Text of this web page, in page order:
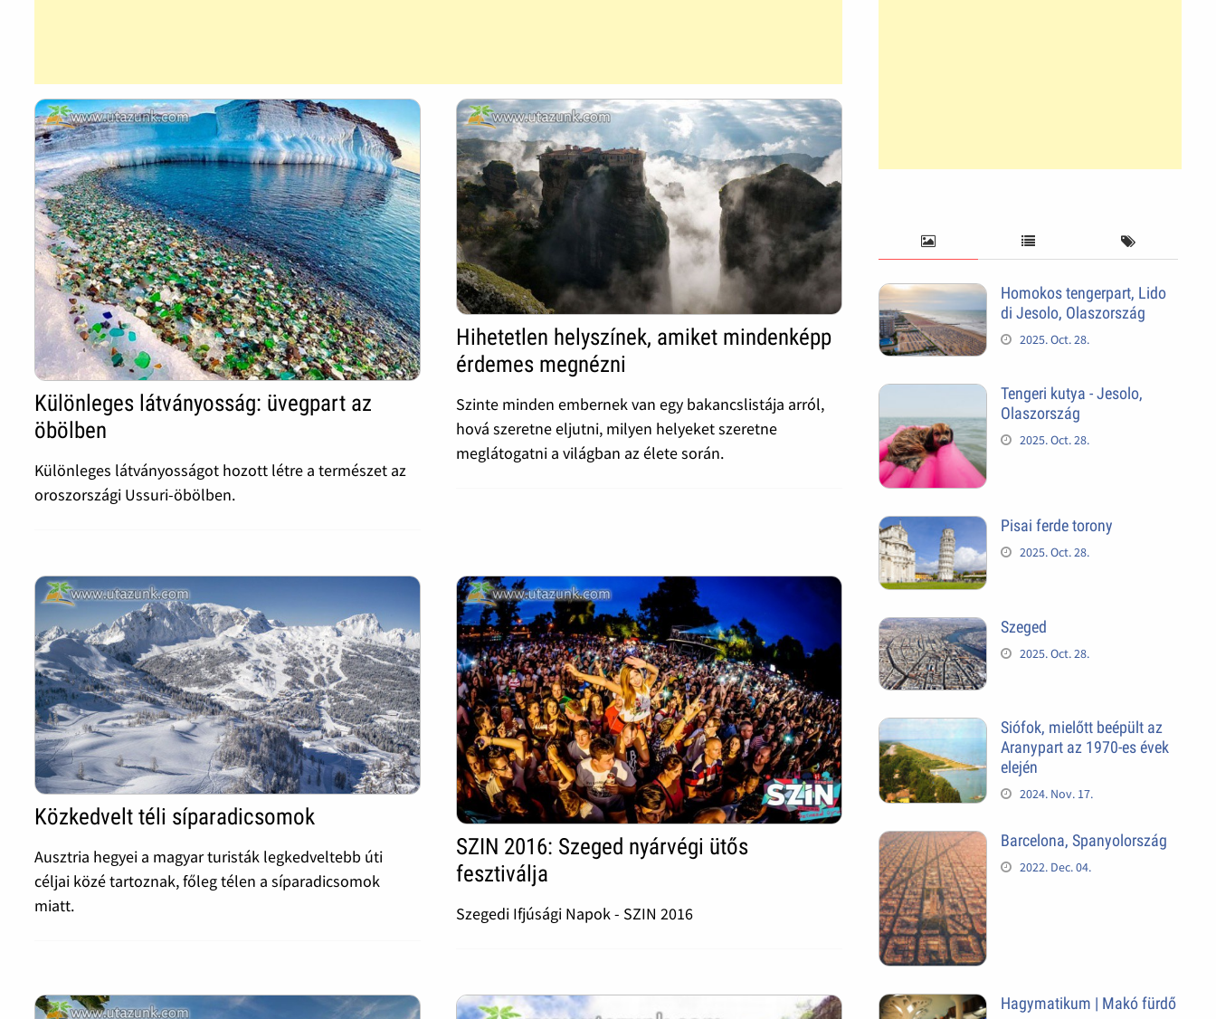
Különleges látványosság: üvegpart az
öbölben
Különleges látványosságot hozott létre a természet az
oroszországi Ussuri-öbölben.
Hihetetlen helyszínek, amiket mindenképp
érdemes megnézni
Szinte minden embernek van egy bakancslistája arról,
hová szeretne eljutni, milyen helyeket szeretne
meglátogatni a világban az élete során.
Közkedvelt téli síparadicsomok
Ausztria hegyei a magyar turisták legkedveltebb úti
céljai közé tartoznak, főleg télen a síparadicsomok
miatt.
SZIN 2016: Szeged nyárvégi ütős
fesztiválja
Szegedi Ifjúsági Napok - SZIN 2016
Homokos tengerpart, Lido
di Jesolo, Olaszország
2025. Oct. 28.
Tengeri kutya - Jesolo,
Olaszország
2025. Oct. 28.
Pisai ferde torony
2025. Oct. 28.
Szeged
2025. Oct. 28.
Siófok, mielőtt beépült az
Aranypart az 1970-es évek
elején
2024. Nov. 17.
Barcelona, Spanyolország
2022. Dec. 04.
Hagymatikum | Makó fürdő